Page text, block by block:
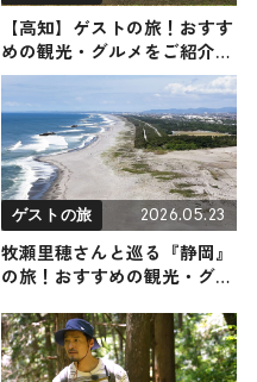
【高知】ゲストの旅！おすす
めの観光・グルメをご紹介
2022年9月3日放送
ゲストの旅 2026.05.23
牧瀬里穂さんと巡る『静岡』
の旅！おすすめの観光・グル
送